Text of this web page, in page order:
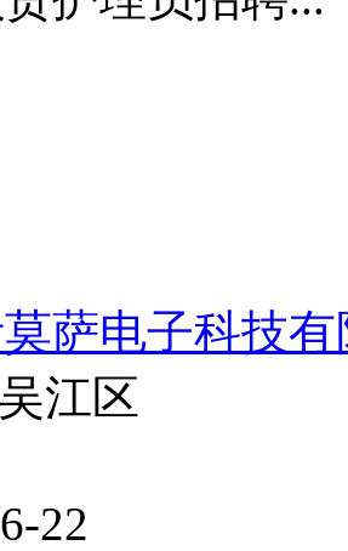
萨电子科技
江区
22